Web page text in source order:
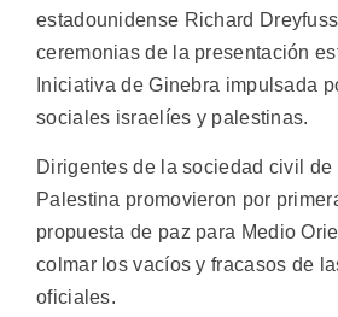
estadounidense Richard
ceremonias de la presentación
Iniciativa de Ginebra impulsada
sociales israelíes y palestinas.
Dirigentes de la sociedad civil de
Palestina promovieron por
propuesta de paz para Medio
colmar los vacíos y fracasos de
oficiales.